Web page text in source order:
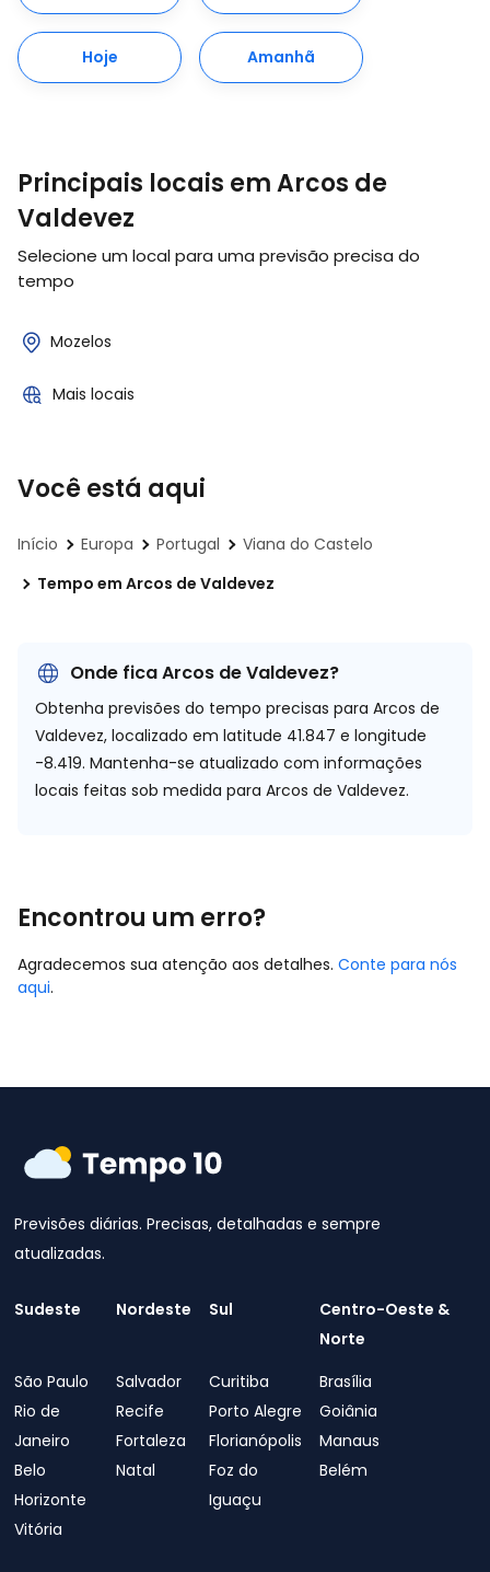
Hoje Amanhã
Principais locais em Arcos de
Valdevez
Selecione um local para uma previsão precisa do
tempo
Mozelos
Mais locais
Você está aqui
Início Europa Portugal
Viana do Castelo
Tempo em Arcos de Valdevez
Onde fica Arcos de Valdevez?
Obtenha previsões do tempo precisas para Arcos de
Valdevez, localizado em latitude 41.847 e longitude
-8.419. Mantenha-se atualizado com informações
locais feitas sob medida para Arcos de Valdevez.
Encontrou um erro?
Agradecemos sua atenção aos detalhes. Conte para nós
aqui.
Previsões diárias. Precisas, detalhadas e sempre
atualizadas.
Sudeste
São Paulo
Rio de
Janeiro
Belo
Horizonte
Vitória
Nordeste
Salvador
Recife
Fortaleza
Natal
Sul
Curitiba
Porto Alegre
Florianópolis
Foz do
Iguaçu
Centro-Oeste &
Norte
Brasília
Goiânia
Manaus
Belém